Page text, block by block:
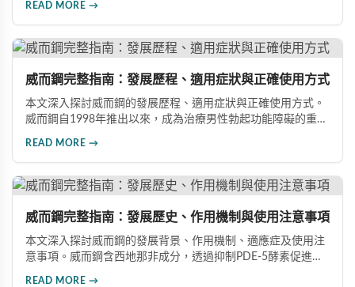
READ MORE →
威而鋼完整指南：發展歷程、適用症狀與正確使用方式
本文深入探討威而鋼的發展歷程、適用症狀與正確使用方式。
威而鋼自1998年推出以來，成為治療男性勃起功能障礙的重要
READ MORE →
威而鋼完整指南：發展歷史、作用機制與使用注意事項
本文深入探討威而鋼的發展背景、作用機制、適應症及使用注
意事項。威而鋼含西地那非成分，透過抑制PDE-5酵素促進血
READ MORE →